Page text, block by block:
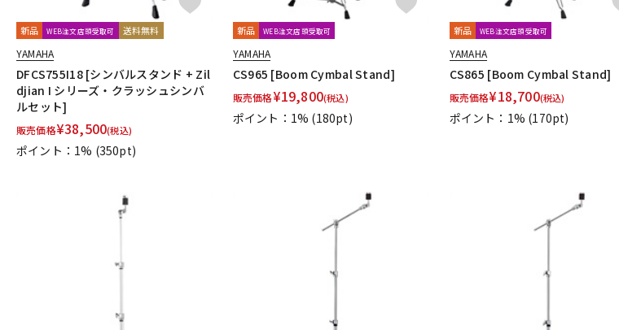
新品 WEB注文店頭受取可 送料無料
YAMAHA
DFCS755I18 [シンバルスタンド + Zil
djian I シリーズ・クラッシュシンバ
ルセット]
販売価格¥38,500(税込)
ポイント：1% (350pt)
新品 WEB注文店頭受取可
YAMAHA
CS965 [Boom Cymbal Stand]
販売価格¥19,800(税込)
ポイント：1% (180pt)
新品 WEB注文店頭受取可
YAMAHA
CS865 [Boom Cymbal Stand]
販売価格¥18,700(税込)
ポイント：1% (170pt)